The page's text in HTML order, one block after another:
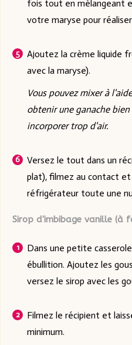
fois tout en mélangeant
votre maryse pour
Ajoutez la crème liquide
avec la maryse).
Vous pouvez mixer à
obtenir une ganache
incorporer trop d'air.
Versez le tout dans un
plat), filmez au contact et
réfrigérateur toute une
Sirop d'imbibage vanille (à
Dans une petite
ébullition. Ajoutez les
versez le sirop avec les
Filmez le récipient et
minimum.